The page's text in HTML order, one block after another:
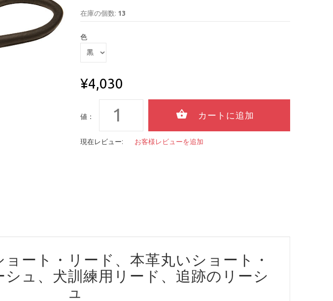
在庫の個数: 13
色
¥4,030
値：
現在レビュー: お客様レビューを追加
ート・リード、本革丸いショート・
シュ、犬訓練用リード、追跡のリーシ
ュ